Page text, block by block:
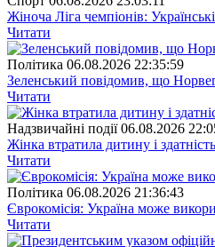
Жіноча Ліга чемпіонів:
Читати
Полiтика 06.08.2026 22:35:59
Зеленський повідомив, що
Читати
Надзвичайні події 06.08.2026
Жінка втратила дитину і
Читати
Полiтика 06.08.2026 21:36:43
Єврокомісія: Україна може
Читати